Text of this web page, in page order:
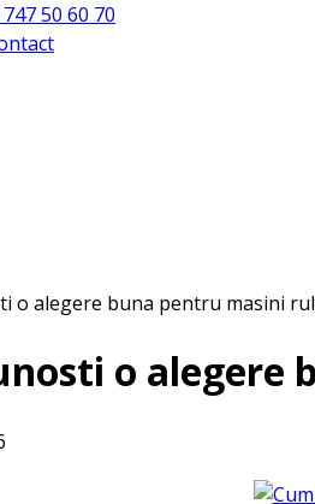
50 60 70
o alegere buna pentru masini
o